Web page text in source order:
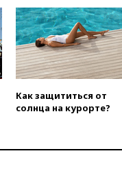
Как защититься от
солнца на курорте?